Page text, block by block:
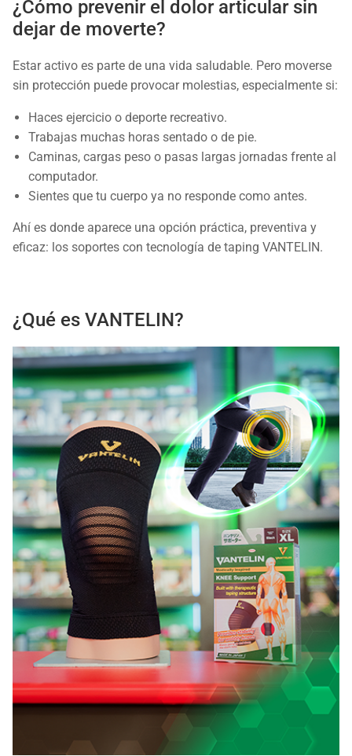
¿Cómo prevenir el dolor articular sin
dejar de moverte?
Estar activo es parte de una vida saludable. Pero moverse
sin protección puede provocar molestias, especialmente si:
Haces ejercicio o deporte recreativo.
Trabajas muchas horas sentado o de pie.
Caminas, cargas peso o pasas largas jornadas frente al
computador.
Sientes que tu cuerpo ya no responde como antes.
Ahí es donde aparece una opción práctica, preventiva y
eficaz: los soportes con tecnología de taping VANTELIN.
¿Qué es VANTELIN?